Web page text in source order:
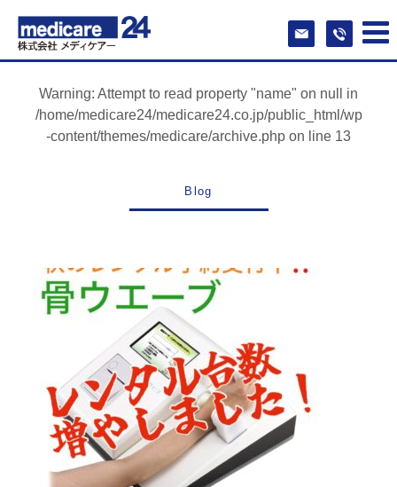
Warning: Attempt to read property "name" on null in
/home/medicare24/medicare24.co.jp/public_html/wp
-content/themes/medicare/archive.php on line 13